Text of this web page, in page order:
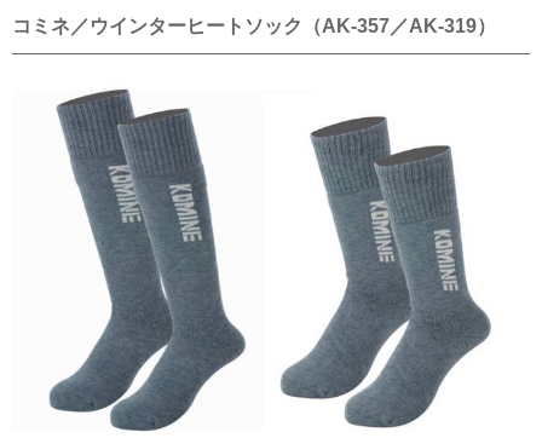
コミネ／ウインターヒートソック（AK-357／AK-319）